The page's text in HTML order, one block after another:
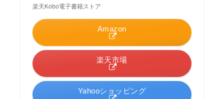
楽天Kobo電子書籍ストア
Amazon
楽天市場
Yahooショッピング